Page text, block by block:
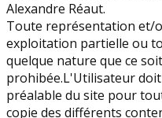
Alexandre Réaut.
Toute représentation et/
exploitation partielle ou
quelque nature que ce
prohibée.L'Utilisateur
préalable du site pour
copie des différents